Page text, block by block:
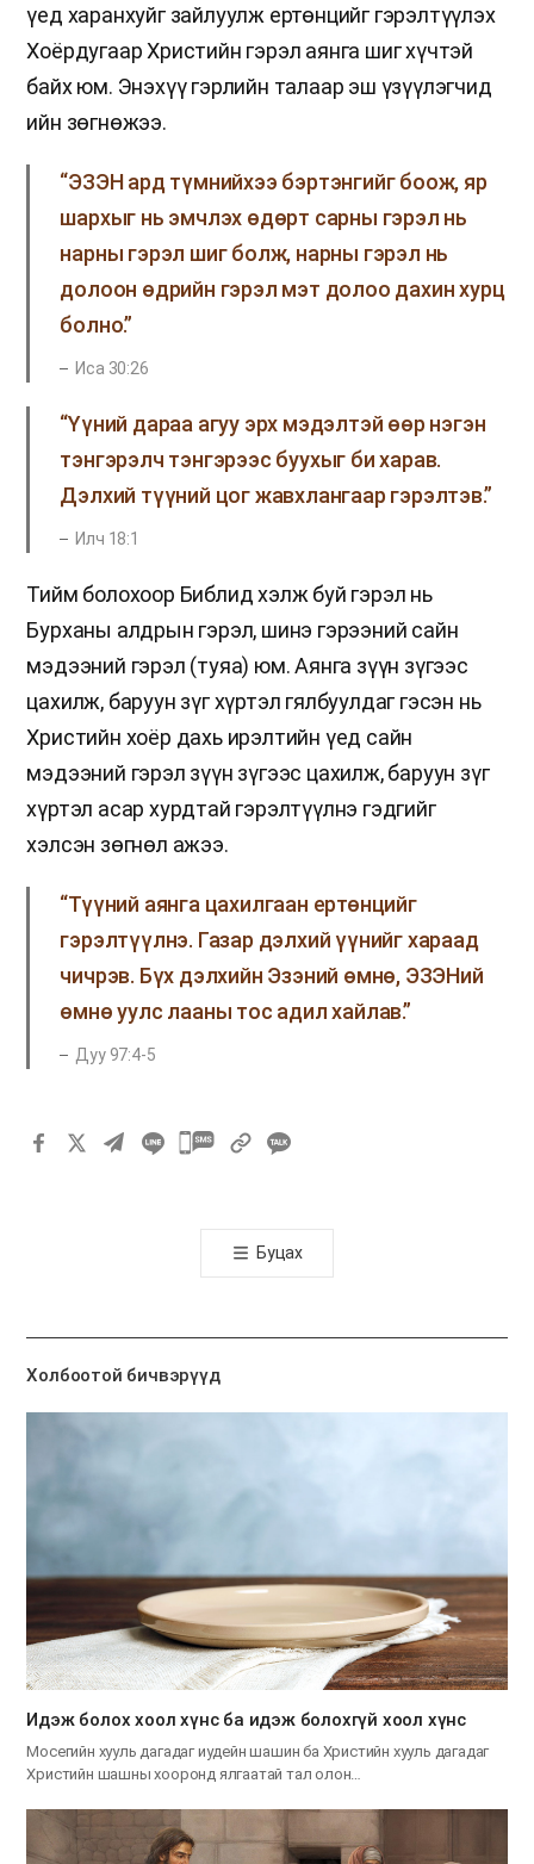
үед харанхуйг зайлуулж ертөнцийг гэрэлтүүлэх
Хоёрдугаар Христийн гэрэл аянга шиг хүчтэй
байх юм. Энэхүү гэрлийн талаар эш үзүүлэгчид
ийн зөгнөжээ.
“ЭЗЭН ард түмнийхээ бэртэнгийг боож, яр
шархыг нь эмчлэх өдөрт сарны гэрэл нь
нарны гэрэл шиг болж, нарны гэрэл нь
долоон өдрийн гэрэл мэт долоо дахин хурц
болно.”
Иса 30:26
“Үүний дараа агуу эрх мэдэлтэй өөр нэгэн
тэнгэрэлч тэнгэрээс буухыг би харав.
Дэлхий түүний цог жавхлангаар гэрэлтэв.”
Илч 18:1
Тийм болохоор Библид хэлж буй гэрэл нь
Бурханы алдрын гэрэл, шинэ гэрээний сайн
мэдээний гэрэл (туяа) юм. Аянга зүүн зүгээс
цахилж, баруун зүг хүртэл гялбуулдаг гэсэн нь
Христийн хоёр дахь ирэлтийн үед сайн
мэдээний гэрэл зүүн зүгээс цахилж, баруун зүг
хүртэл асар хурдтай гэрэлтүүлнэ гэдгийг
хэлсэн зөгнөл ажээ.
“Түүний аянга цахилгаан ертөнцийг
гэрэлтүүлнэ. Газар дэлхий үүнийг хараад
чичрэв. Бүх дэлхийн Эзэний өмнө, ЭЗЭНий
өмнө уулс лааны тос адил хайлав.”
Дуу 97:4-5
카
톡
공
기
Буцах
Холбоотой бичвэрүүд
Идэж болох хоол хүнс ба идэж болохгүй хоол хүнс
Мосегийн хууль дагадаг иудейн шашин ба Христийн хууль дагадаг
Христийн шашны хооронд ялгаатай тал олон…